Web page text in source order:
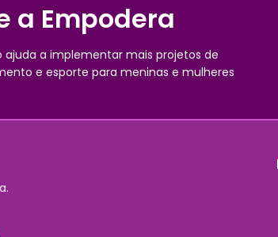
a Empodera
ajuda a implementar mais projetos de
e esporte para meninas e mulheres